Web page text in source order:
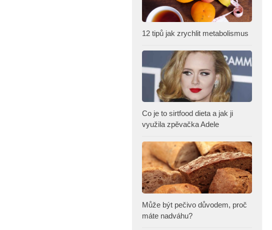
12 tipů jak zrychlit metabolismus
Co je to sirtfood dieta a jak ji
využila zpěvačka Adele
Může být pečivo důvodem, proč
máte nadváhu?